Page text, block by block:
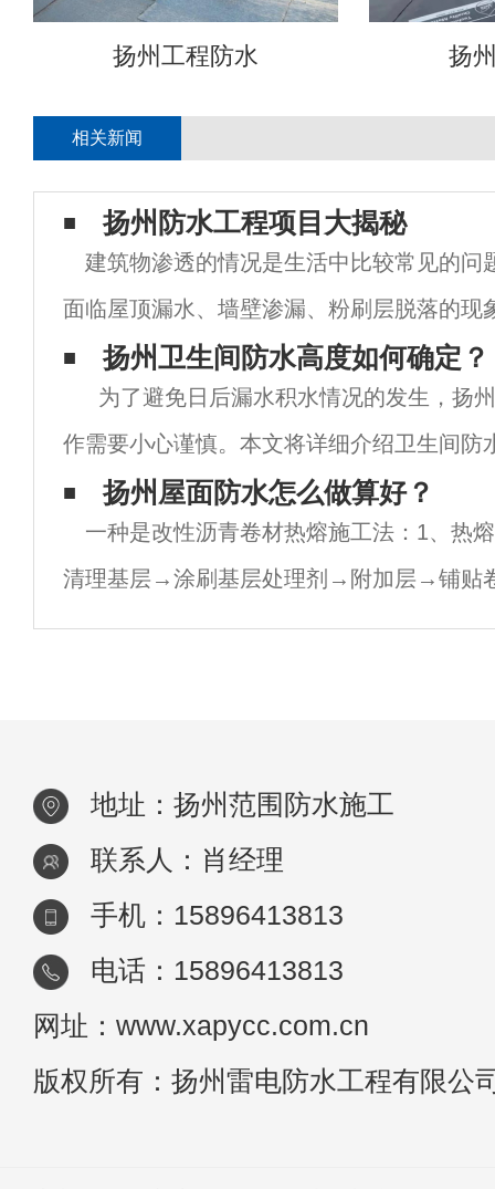
扬州工程防水 扬
相关新闻
扬州防水工程项目大揭秘
建筑物渗透的情况是生活中比较常见的问
面临屋顶漏水、墙壁渗漏、粉刷层脱落的现
渗漏的地方会潮湿导致发霉变味，墙面还会
落。这严重影响了我们的生活。 &nb
扬州卫生间防水高度如何确定？
为了避免日后漏水积水情况的发生，扬
作需要小心谨慎。本文将详细介绍卫生间
首先，要考虑卫生间地面防水装修高度。卫
度，一般情况下，我们
扬州屋面防水怎么做算好？
一种是改性沥青卷材热熔施工法：1、热
清理基层→涂刷基层处理剂→附加层→铺贴
→试水→保护层。2、热熔法施工方案：
地址：扬州范围防水施工
联系人：肖经理
手机：15896413813
电话：15896413813
网址：www.xapycc.com.cn
版权所有：扬州雷电防水工程有限公